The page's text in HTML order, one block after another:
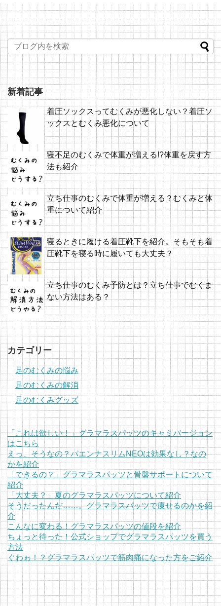
新着記事
着圧ソックスってむくみが悪化しない？着圧ソ
ックスとむくみ悪化について
寝不足のむくみで体重が増える!?体重を戻す方
法も紹介
立ち仕事のむくみで体重が増える？むくみと体
重について紹介
寝るときに履ける着圧靴下を紹介。そもそも着
圧靴下を寝る時に履いても大丈夫？
立ち仕事のむくみ予防とは？立ち仕事でむくま
ない方法はある？
カテゴリー
足のむくみの悩み
足のむくみの解消
足のむくみグッズ
「これは欲しい！」グラマラスパッツのキャミバージョン
はこちら
えっ、そうなの？パエンナスリムNEOは効果なし？なの
かを紹介
「できるの？」グラマラスパッツと骨盤サポートについて
紹介
「大丈夫？」夏のグラマラスパッツについて紹介
そうだったんだ……。グラマラスパッツで痩せるのかを紹
介
こんなに変わる！グラマラスパッツの値段を紹介
ちょっと待った！公式ショップでグラマラスパッツを買う
方法
ぐわゎ！？グラマラスパッツで筋肉痛になった方をご紹介